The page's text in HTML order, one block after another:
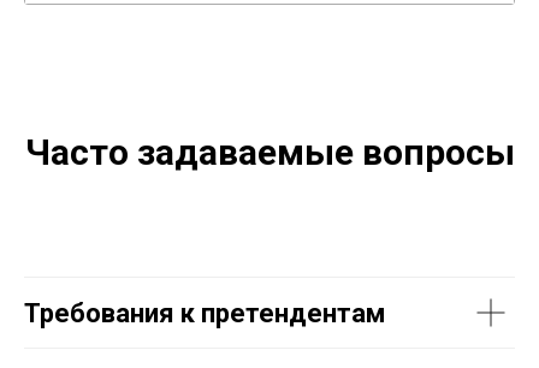
Часто задаваемые вопросы
Требования к претендентам